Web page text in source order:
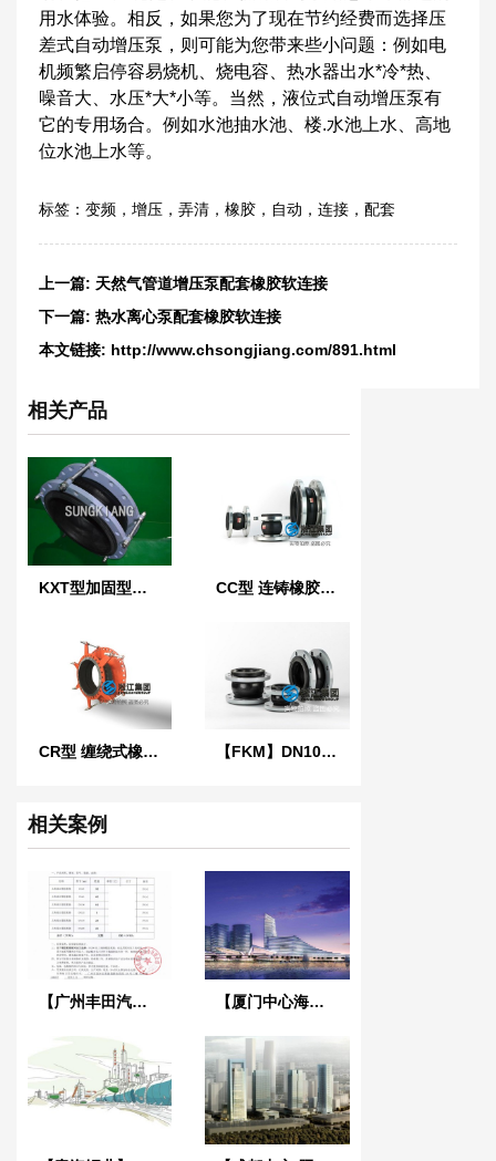
用水体验。相反，如果您为了现在节约经费而选择压
差式自动增压泵，则可能为您带来些小问题：例如电
机频繁启停容易烧机、烧电容、热水器出水*冷*热、
噪音大、水压*大*小等。当然，液位式自动增压泵有
它的专用场合。例如水池抽水池、楼.水池上水、高地
位水池上水等。
标签： 变频 ， 增压 ， 弄清 ， 橡胶 ， 自动 ， 连接 ， 配套
上一篇: 天然气管道增压泵配套橡胶软连接
下一篇: 热水离心泵配套橡胶软连接
本文链接: http://www.chsongjiang.com/891.html
相关产品
KXT型加固型橡胶软接头 CC型 连铸橡胶软连接
CR型 缠绕式橡胶膨胀节 【FKM】DN100氟橡胶挠性接管
相关案例
【广州丰田汽车工厂项目】DN200橡胶接头“汽车工厂案例” 【厦门中心海水源能源站项目】橡胶接头合同